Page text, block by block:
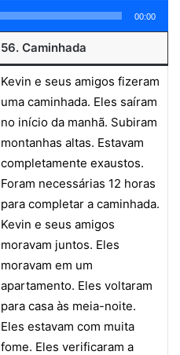
00:00
56. Caminhada
Kevin e seus amigos fizeram
uma caminhada. Eles saíram
no início da manhã. Subiram
montanhas altas. Estavam
completamente exaustos.
Foram necessárias 12 horas
para completar a caminhada.
Kevin e seus amigos
moravam juntos. Eles
moravam em um
apartamento. Eles voltaram
para casa às meia-noite.
Eles estavam com muita
fome. Eles verificaram a